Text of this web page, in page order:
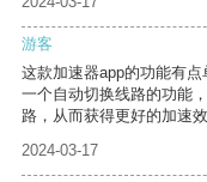
游客
这款加速器app的功能有
一个自动切换线路的功能
路，从而获得更好的加速效
2024-03-17